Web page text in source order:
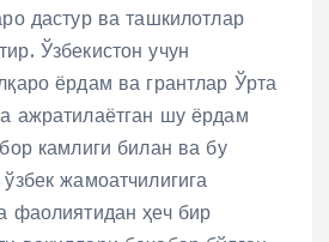
дастур ва ташкилотлар
Ўзбекистон учун
ёрдам ва грантлар Ўрта
ажратилаётган шу ёрдам
камлиги билан ва бу
жамоатчилигига
фаолиятидан ҳеч бир